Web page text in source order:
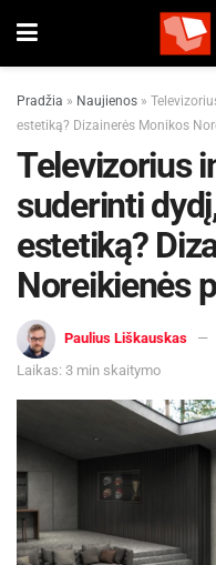
Pradžia » Naujienos »
estetiką? Dizainerės Monikos
Televizorius
suderinti
estetiką?
Noreikienės
Paulius Liškauskas
Laikas: 3 min skaitymo